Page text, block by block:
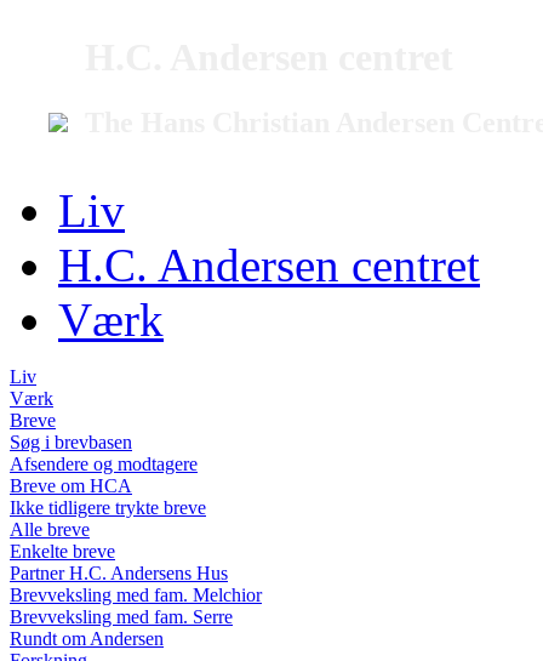
Liv
H.C. Andersen centret
Værk
Liv
Værk
Breve
Søg i brevbasen
Afsendere og modtagere
Breve om HCA
Ikke tidligere trykte breve
Alle breve
Enkelte breve
Partner H.C. Andersens Hus
Brevveksling med fam. Melchior
Brevveksling med fam. Serre
Rundt om Andersen